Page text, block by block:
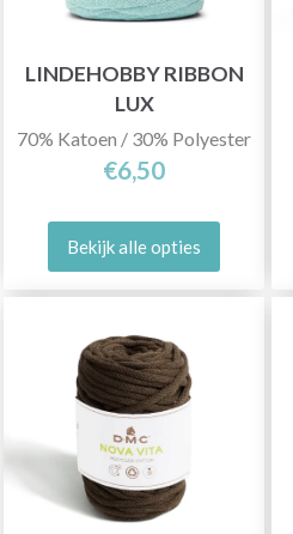
LINDEHOBBY RIBBON
LUX
70% Katoen / 30% Polyester
€6,50
Bekijk alle opties